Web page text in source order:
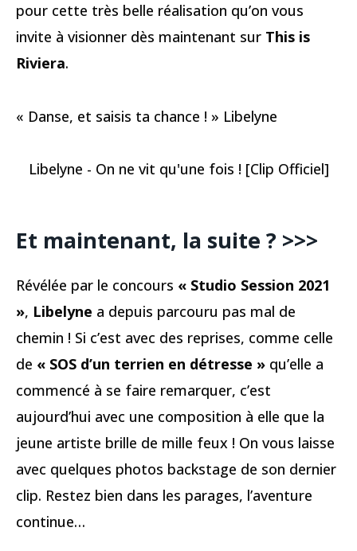
pour cette très belle réalisation qu’on vous
invite à visionner dès maintenant sur This is
Riviera.
« Danse, et saisis ta chance ! » Libelyne
Libelyne - On ne vit qu'une fois ! [Clip Officiel]
Et maintenant, la suite ? >>>
Révélée par le concours « Studio Session 2021
», Libelyne a depuis parcouru pas mal de
chemin ! Si c’est avec des reprises, comme celle
de « SOS d’un terrien en détresse » qu’elle a
commencé à se faire remarquer, c’est
aujourd’hui avec une composition à elle que la
jeune artiste brille de mille feux ! On vous laisse
avec quelques photos backstage de son dernier
clip. Restez bien dans les parages, l’aventure
continue…